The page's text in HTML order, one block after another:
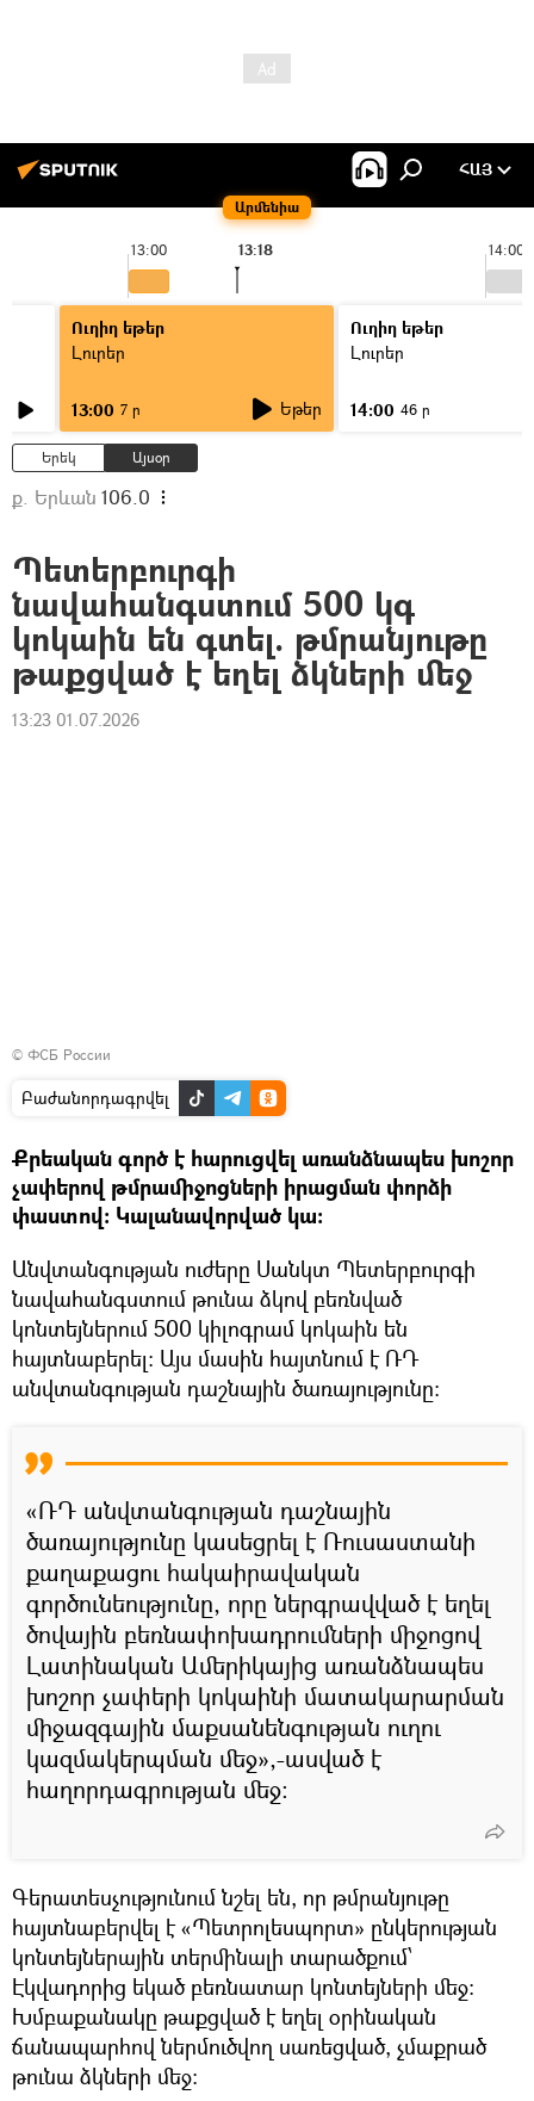
Արմենիա
ՀԱՅ
13:00 14:00
13:18
Ուղիղ եթեր
Լուրեր
13:00 7 ր Եթեր
Ուղիղ եթեր
Լուրեր
14:00 46 ր
Երեկ Այսօր
ք. Երևան 106.0
Պետերբուրգի
նավահանգստում 500 կգ
կոկաին են գտել. թմրանյութը
թաքցված է եղել ձկների մեջ
13:23 01.07.2026
© ФСБ России
Բաժանորդագրվել
Քրեական գործ է հարուցվել առանձնապես խոշոր
չափերով թմրամիջոցների իրացման փորձի
փաստով։ Կալանավորված կա։
Անվտանգության ուժերը Սանկտ Պետերբուրգի
նավահանգստում թունա ձկով բեռնված
կոնտեյներում 500 կիլոգրամ կոկաին են
հայտնաբերել։ Այս մասին հայտնում է ՌԴ
անվտանգության դաշնային ծառայությունը։
«ՌԴ անվտանգության դաշնային
ծառայությունը կասեցրել է Ռուսաստանի
քաղաքացու հակաիրավական
գործունեությունը, որը ներգրավված է եղել
ծովային բեռնափոխադրումների միջոցով
Լատինական Ամերիկայից առանձնապես
խոշոր չափերի կոկաինի մատակարարման
միջազգային մաքսանենգության ուղու
կազմակերպման մեջ»,-ասված է
հաղորդագրության մեջ։
Գերատեսչությունում նշել են, որ թմրանյութը
հայտնաբերվել է «Պետրոլեսպորտ» ընկերության
կոնտեյներային տերմինալի տարածքում՝
Էկվադորից եկած բեռնատար կոնտեյների մեջ։
Խմբաքանակը թաքցված է եղել օրինական
ճանապարհով ներմուծվող սառեցված, չմաքրած
թունա ձկների մեջ։